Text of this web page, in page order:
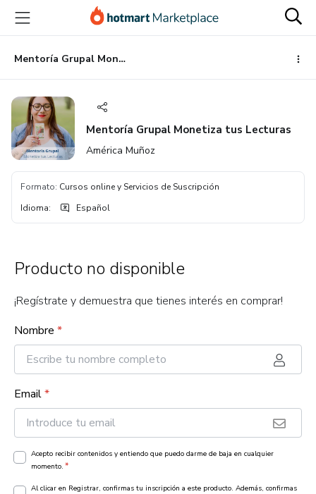
principal
página
de
página
Mentoría Grupal Monetiza tus Lecturas
Mentoría Grupal Monetiza tus Lecturas
América Muñoz
Formato: Cursos online y Servicios de Suscripción
Idioma: Español
Producto no disponible
¡Regístrate y demuestra que tienes interés en comprar!
Nombre *
Email*
Acepto recibir contenidos y entiendo que puedo darme de baja en cualquier
momento. *
Al clicar en Registrar, confirmas tu inscripción a este producto. Además, confirmas